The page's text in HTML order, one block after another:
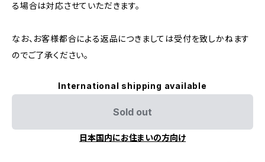
る場合は対応させていただきます。
なお、お客様都合による返品につきましては受付を致しかねます
のでご了承ください。
International shipping available
Sold out
日本国内にお住まいの方向け